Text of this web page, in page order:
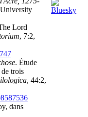
Lord
, 7:2,
. Étude
trois
, 44:2,
dans